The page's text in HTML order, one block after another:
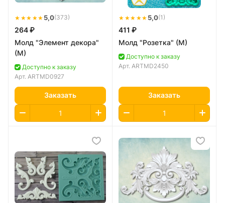
★★★★★ 5,0(373)
264 ₽
Молд "Элемент декора"
(M)
Доступно к заказу
Арт. ARTMD0927
Заказать
★★★★★ 5,0(1)
411 ₽
Молд "Розетка" (M)
Доступно к заказу
Арт. ARTMD2450
Заказать